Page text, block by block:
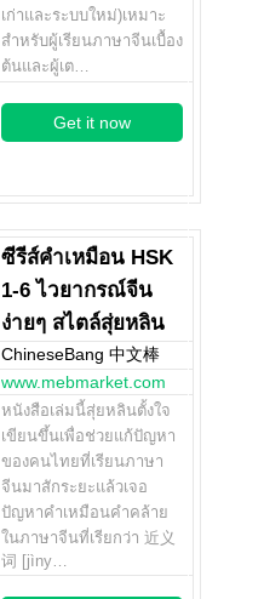
เก่าและระบบใหม่)เหมาะ
สำหรับผู้เรียนภาษาจีนเบื้อง
ต้นและผู้เต…
Get it now
ซีรีส์คำเหมือน HSK
1-6 ไวยากรณ์จีน
ง่ายๆ สไตล์สุ่ยหลิน
ChineseBang 中文棒
www.mebmarket.com
หนังสือเล่มนี้สุ่ยหลินตั้งใจ
เขียนขึ้นเพื่อช่วยแก้ปัญหา
ของคนไทยที่เรียนภาษา
จีนมาสักระยะแล้วเจอ
ปัญหาคำเหมือนคำคล้าย
ในภาษาจีนที่เรียกว่า 近义
词 [jìny…